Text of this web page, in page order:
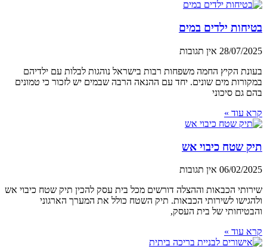
בטיחות ילדים במים
28/07/2025 אין תגובות
בעונת הקיץ החמה משפחות רבות בישראל נוהגות לבלות עם ילדיהם
במקורות מים שונים. יחד עם ההנאה הרבה שבמים יש לזכור כי טמונים
בהם גם סיכוני
קרא עוד »
תיק שטח כיבוי אש
06/02/2025 אין תגובות
שירותי הכבאות וההצלה דורשים מכל בית עסק להכין תיק שטח כיבוי אש
ולהגישו לשירותי הכבאות. תיק השטח כולל את המערך הארגוני
והבטיחותי של בית העסק,
קרא עוד »